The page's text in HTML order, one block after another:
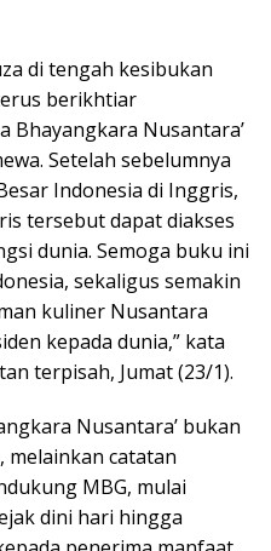
di tengah kesibukan
berikhtiar
Bhayangkara Nusantara’
Setelah sebelumnya
Indonesia di Inggris,
tersebut dapat diakses
dunia. Semoga buku ini
sekaligus semakin
kuliner Nusantara
kepada dunia,” kata
terpisah, Jumat (23/1).
Nusantara’ bukan
melainkan catatan
MBG, mulai
dini hari hingga